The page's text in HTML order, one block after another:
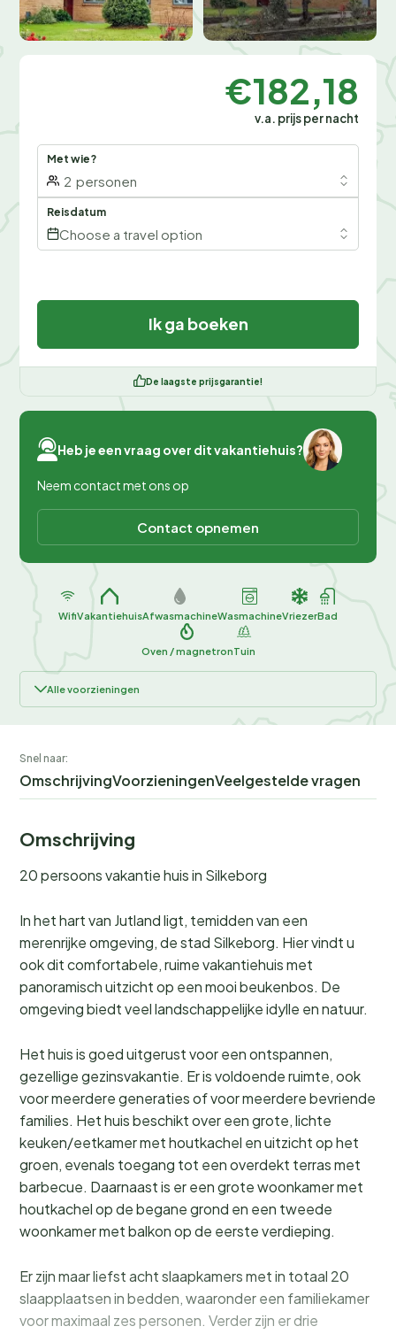
€182,18
v.a. prijs per nacht
Met wie?
2 personen
Reisdatum
Choose a travel option
Ik ga boeken
De laagste prijsgarantie!
Heb je een vraag over dit vakantiehuis?
Neem contact met ons op
Contact opnemen
WifiVakantiehuisAfwasmachineWasmachineVriezerBad
Oven / magnetronTuin
Alle voorzieningen
Snel naar:
OmschrijvingVoorzieningenVeelgestelde vragen
Omschrijving
20 persoons vakantie huis in Silkeborg
In het hart van Jutland ligt, temidden van een
merenrijke omgeving, de stad Silkeborg. Hier vindt u
ook dit comfortabele, ruime vakantiehuis met
panoramisch uitzicht op een mooi beukenbos. De
omgeving biedt veel landschappelijke idylle en natuur.
Het huis is goed uitgerust voor een ontspannen,
gezellige gezinsvakantie. Er is voldoende ruimte, ook
voor meerdere generaties of voor meerdere bevriende
families. Het huis beschikt over een grote, lichte
keuken/eetkamer met houtkachel en uitzicht op het
groen, evenals toegang tot een overdekt terras met
barbecue. Daarnaast is er een grote woonkamer met
houtkachel op de begane grond en een tweede
woonkamer met balkon op de eerste verdieping.
Er zijn maar liefst acht slaapkamers met in totaal 20
slaapplaatsen in bedden, waaronder een familiekamer
voor maximaal zes personen. Verder zijn er drie